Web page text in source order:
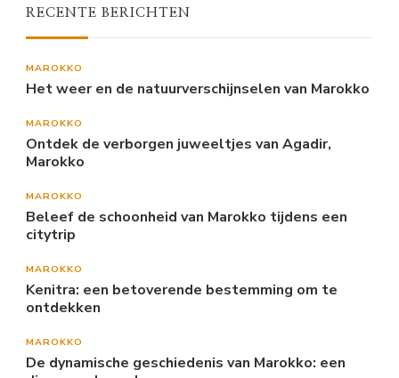
RECENTE BERICHTEN
MAROKKO
Het weer en de natuurverschijnselen van Marokko
MAROKKO
Ontdek de verborgen juweeltjes van Agadir,
Marokko
MAROKKO
Beleef de schoonheid van Marokko tijdens een
citytrip
MAROKKO
Kenitra: een betoverende bestemming om te
ontdekken
MAROKKO
De dynamische geschiedenis van Marokko: een